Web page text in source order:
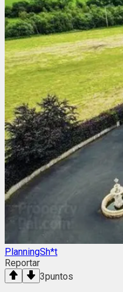
PlanningSh*t
Reportar
3puntos